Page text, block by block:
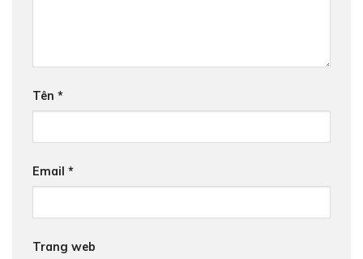
Tên *
Email *
Trang web